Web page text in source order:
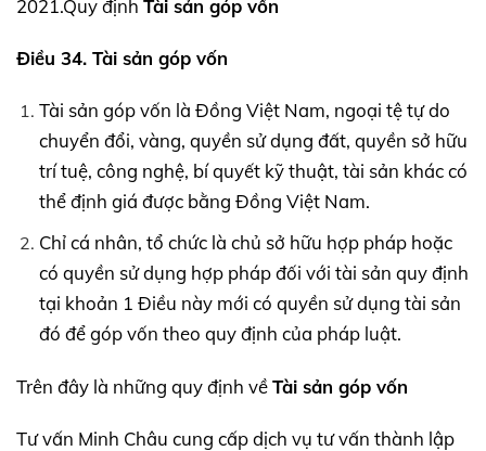
2021.Quy định Tài sản góp vốn
Điều 34. Tài sản góp vốn
Tài sản góp vốn là Đồng Việt Nam, ngoại tệ tự do
chuyển đổi, vàng, quyền sử dụng đất, quyền sở hữu
trí tuệ, công nghệ, bí quyết kỹ thuật, tài sản khác có
thể định giá được bằng Đồng Việt Nam.
Chỉ cá nhân, tổ chức là chủ sở hữu hợp pháp hoặc
có quyền sử dụng hợp pháp đối với tài sản quy định
tại khoản 1 Điều này mới có quyền sử dụng tài sản
đó để góp vốn theo quy định của pháp luật.
Trên đây là những quy định vềTài sản góp vốn
Tư vấn Minh Châu cung cấp dịch vụ tư vấn thành lập